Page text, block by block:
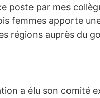
poste par mes
femmes apporte
régions auprès du
a élu son